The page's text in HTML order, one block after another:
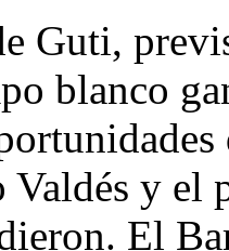
Guti,
blanco
Valdés y el
El